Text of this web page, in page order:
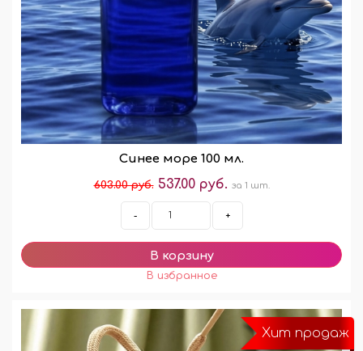
Синее море 100 мл.
603.00 руб. 537.00 руб. за 1 шт.
- +
Хит продаж